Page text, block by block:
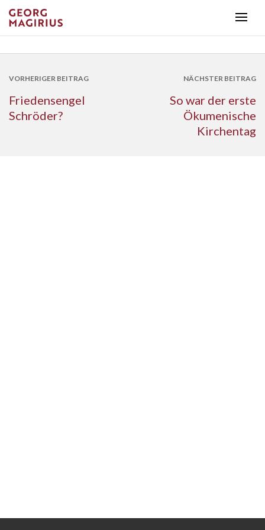
VORHERIGER BEITRAG
Friedensengel
Schröder?
NÄCHSTER BEITRAG
So war der erste
Ökumenische
Kirchentag